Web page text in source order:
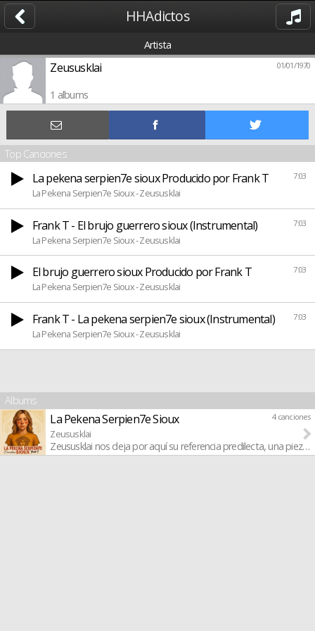
HHAdictos
Artista
01/01/1970
Zeususklai
1 albums
Top Canciones
7:03
La pekena serpien7e sioux Producido por Frank T
La Pekena Serpien7e Sioux - Zeususklai
7:03
Frank T - El brujo guerrero sioux (Instrumental)
La Pekena Serpien7e Sioux - Zeususklai
7:03
El brujo guerrero sioux Producido por Frank T
La Pekena Serpien7e Sioux - Zeususklai
7:03
Frank T - La pekena serpien7e sioux (Instrumental)
La Pekena Serpien7e Sioux - Zeususklai
Albums
4 canciones
La Pekena Serpien7e Sioux
Zeususklai
Zeususklai nos deja por aquí su referencia predilecta, una